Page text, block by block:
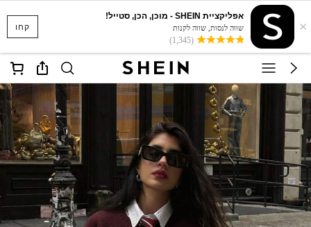
קחו ×
אפליקציית SHEIN - מוכן, הכן, סטייל!
שווה לנסות, שווה לקנות
(1,345)